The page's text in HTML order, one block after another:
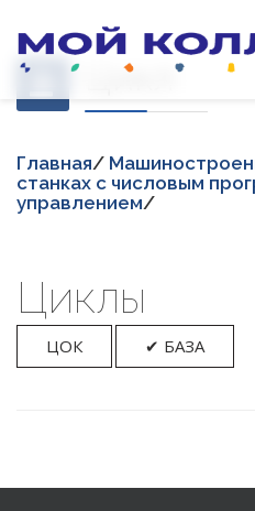
Цикл
Главная/
станках с числовым
управлением/
Циклы
ЦОК ✔ БАЗА